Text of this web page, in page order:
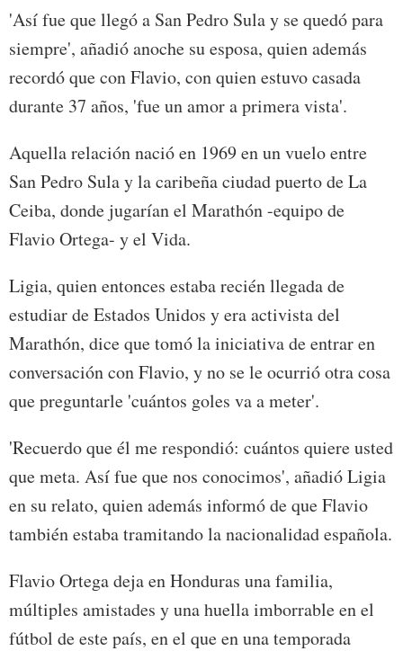
'Así fue que llegó a San Pedro Sula y se quedó para
siempre', añadió anoche su esposa, quien además
recordó que con Flavio, con quien estuvo casada
durante 37 años, 'fue un amor a primera vista'.
Aquella relación nació en 1969 en un vuelo entre
San Pedro Sula y la caribeña ciudad puerto de La
Ceiba, donde jugarían el Marathón -equipo de
Flavio Ortega- y el Vida.
Ligia, quien entonces estaba recién llegada de
estudiar de Estados Unidos y era activista del
Marathón, dice que tomó la iniciativa de entrar en
conversación con Flavio, y no se le ocurrió otra cosa
que preguntarle 'cuántos goles va a meter'.
'Recuerdo que él me respondió: cuántos quiere usted
que meta. Así fue que nos conocimos', añadió Ligia
en su relato, quien además informó de que Flavio
también estaba tramitando la nacionalidad española.
Flavio Ortega deja en Honduras una familia,
múltiples amistades y una huella imborrable en el
fútbol de este país, en el que en una temporada